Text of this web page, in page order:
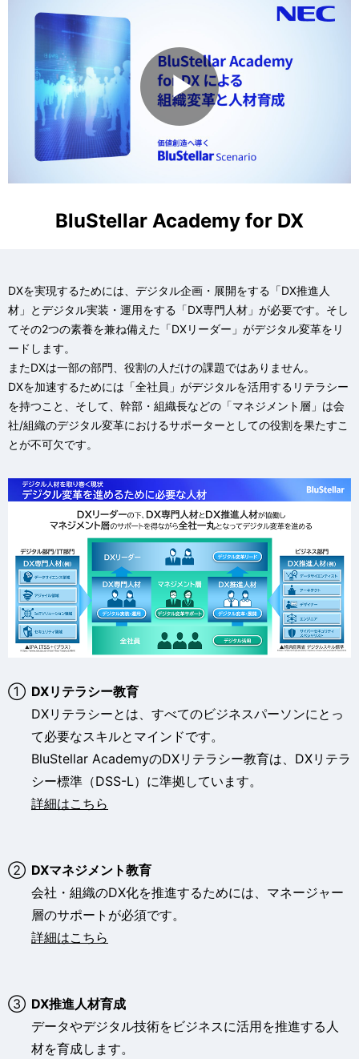
P
l
a
y
V
i
d
o
BluStellar Academy for DX
DXを実現するためには、デジタル企画・展開をする「DX推進人
材」とデジタル実装・運用をする「DX専門人材」が必要です。そし
てその2つの素養を兼ね備えた「DXリーダー」がデジタル変革をリ
ードします。
またDXは一部の部門、役割の人だけの課題ではありません。
DXを加速するためには「全社員」がデジタルを活用するリテラシー
を持つこと、そして、幹部・組織長などの「マネジメント層」は会
社/組織のデジタル変革におけるサポーターとしての役割を果たすこ
とが不可欠です。
① DXリテラシー教育
DXリテラシーとは、すべてのビジネスパーソンにとっ
て必要なスキルとマインドです。
BluStellar AcademyのDXリテラシー教育は、DXリテラ
シー標準（DSS-L）に準拠しています。
詳細はこちら
② DXマネジメント教育
会社・組織のDX化を推進するためには、マネージャー
層のサポートが必須です。
詳細はこちら
③ DX推進人材育成
データやデジタル技術をビジネスに活用を推進する人
材を育成します。